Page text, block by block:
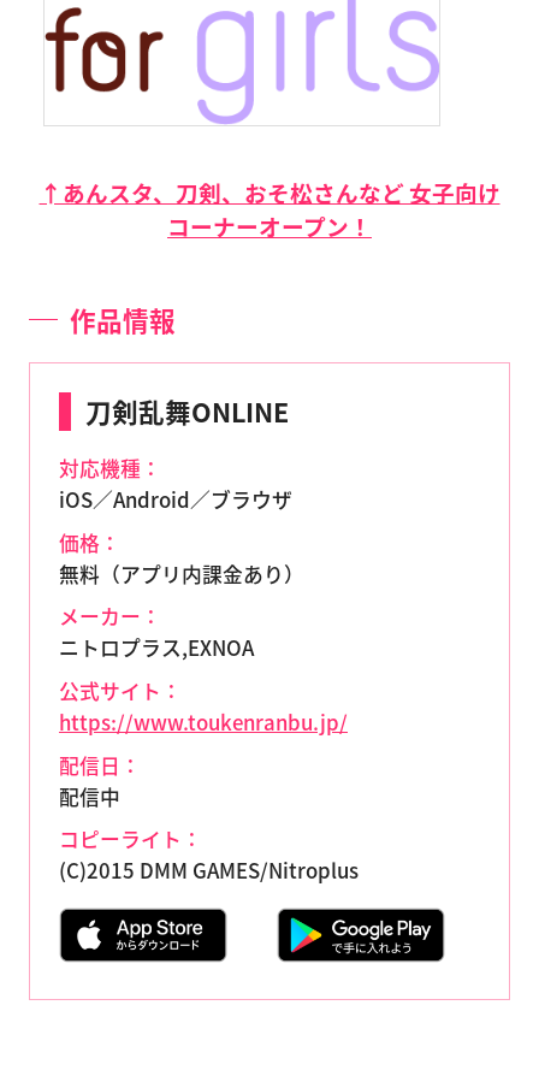
↑あんスタ、刀剣、おそ松さんなど 女子向け
コーナーオープン！
作品情報
刀剣乱舞ONLINE
対応機種：
iOS／Android／ブラウザ
価格：
無料（アプリ内課金あり）
メーカー：
ニトロプラス,EXNOA
公式サイト：
https://www.toukenranbu.jp/
配信日：
配信中
コピーライト：
(C)2015 DMM GAMES/Nitroplus